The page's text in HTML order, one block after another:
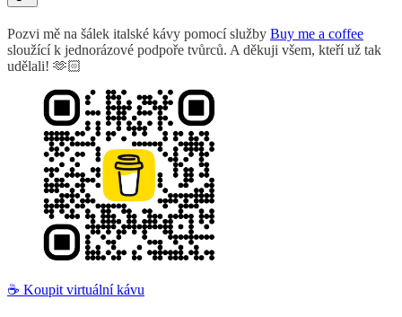
Pozvi mě na šálek italské kávy pomocí služby Buy me a coffee
sloužící k jednorázové podpoře tvůrců. A děkuji všem, kteří už tak
udělali! 🫶🏻
☕ Koupit virtuální kávu